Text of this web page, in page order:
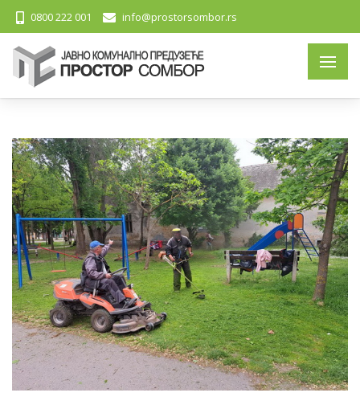
0800 222 001 info@prostorsombor.rs